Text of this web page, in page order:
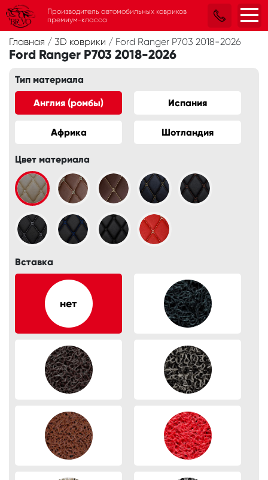
Главная / 3D коврики / Ford Ranger P703 2018-2026
Ford Ranger P703 2018-2026
Тип материала
Англия (ромбы) Испания
Африка Шотландия
Цвет материала
Вставка
Производитель автомобильных ковриков
премиум-класса